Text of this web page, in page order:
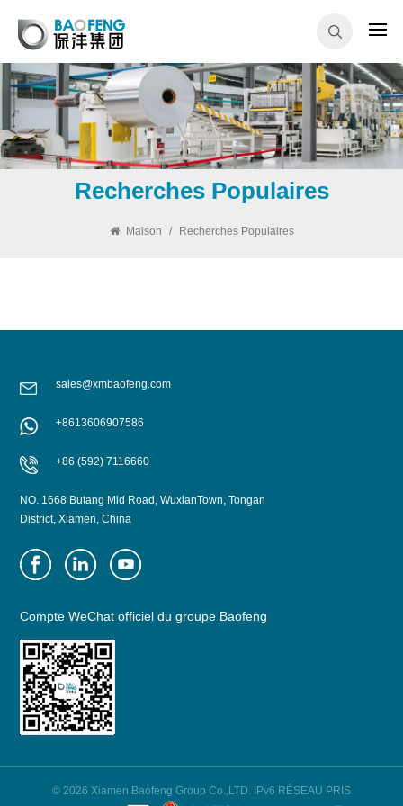
Recherches Populaires
Maison / Recherches Populaires
sales@xmbaofeng.com
+8613606907586
+86 (592) 7116660
NO. 1668 Butang Mid Road, WuxianTown, Tongan
District, Xiamen, China
Compte WeChat officiel du groupe Baofeng
© 2026 Xiamen Baofeng Group Co.,LTD. IPv6 RÉSEAU PRIS